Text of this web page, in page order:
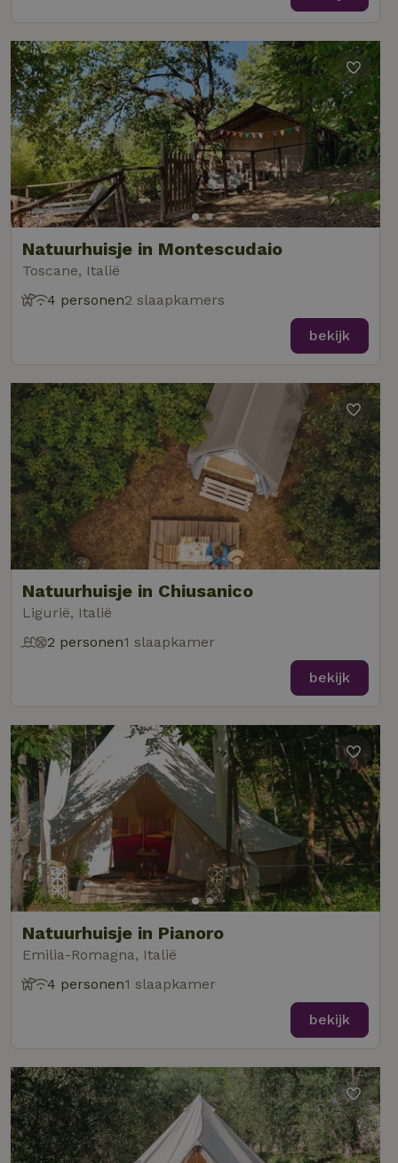
Natuurhuisje in Montescudaio
Toscane, Italië
4 personen2 slaapkamers
bekijk
Natuurhuisje in Chiusanico
Ligurië, Italië
2 personen1 slaapkamer
bekijk
Natuurhuisje in Pianoro
Emilia-Romagna, Italië
4 personen1 slaapkamer
bekijk